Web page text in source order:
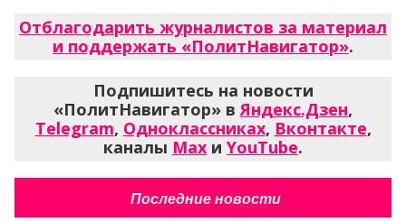
Отблагодарить журналистов за материал
и поддержать «ПолитНавигатор».
Подпишитесь на новости
«ПолитНавигатор» вЯндекс.Дзен,
Telegram, Одноклассниках, Вконтакте,
каналы Max и YouTube.
Последние новости